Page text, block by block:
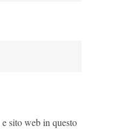
sito web in questo